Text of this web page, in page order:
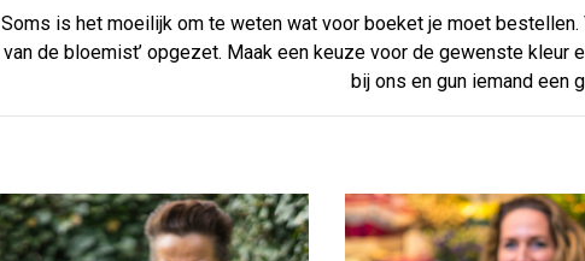
Soms is het moeilijk om te weten wat voor boeket je moet
van de bloemist’ opgezet. Maak een keuze voor de gewenste
bij ons en gun iemand een